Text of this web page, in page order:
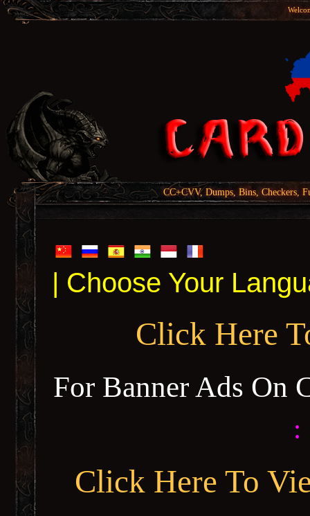
CC+CVV, Dumps, Bins, Checkers,
| Choose Your
Click Here
For Banner Ads On
:
Click Here To